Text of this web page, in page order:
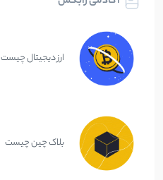
ارز دیجیتال چیست
بلاک چین چیست